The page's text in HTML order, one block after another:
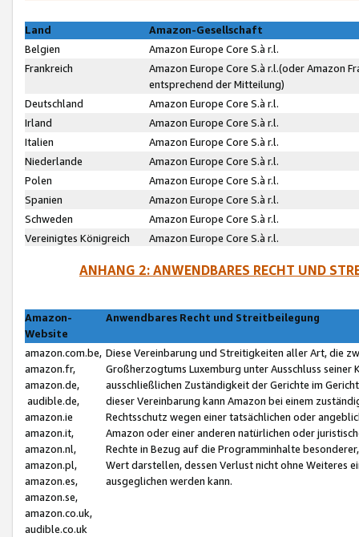
Land
Amazon-Gesellschaft
Belgien
Amazon Europe Core S.à r.l.
Frankreich
Amazon Europe Core S.à r.l.(oder Amazon
entsprechend der Mitteilung)
Deutschland
Amazon Europe Core S.à r.l.
Irland
Amazon Europe Core S.à r.l.
Italien
Amazon Europe Core S.à r.l.
Niederlande
Amazon Europe Core S.à r.l.
Polen
Amazon Europe Core S.à r.l.
Spanien
Amazon Europe Core S.à r.l.
Schweden
Amazon Europe Core S.à r.l.
Vereinigtes Königreich
Amazon Europe Core S.à r.l.
ANHANG 2: ANWENDBARES RECHT UND
Amazon-
Website
Anwendbares Recht und Streitbeilegung
amazon.com.be,
amazon.fr,
amazon.de,
audible.de,
amazon.ie
amazon.it,
amazon.nl,
amazon.pl,
amazon.es,
amazon.se,
amazon.co.uk,
audible.co.uk
Diese Vereinbarung und Streitigkeiten aller Art, die
Großherzogtums Luxemburg unter Ausschluss
ausschließlichen Zuständigkeit der Gerichte im
dieser Vereinbarung kann Amazon bei einem
Rechtsschutz wegen einer tatsächlichen oder
Amazon oder einer anderen natürlichen oder
Rechte in Bezug auf die Programminhalte
Wert darstellen, dessen Verlust nicht ohne Weiteres
ausgeglichen werden kann.